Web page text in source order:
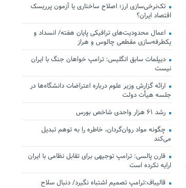
تک‌نرخی‌سازی ارز؛ اصلاح ساختاری یا آزمون پرریسک
اقتصاد ایران؟
اعمال محدودیت‌های ترافیکی پایان هفته/ انسداد و
یکطرفه‌سازی مقطعی چالوس و هراز
دیپلمات سابق انگلیس:‌ ترامپ خواهان جنگ با ایران
نیست
ارائه گزارش وزیر علوم درباره اعتراضات دانشگاه‌ها در
جلسه هیأت دولت
رشد ۶۱ هزار واحدی شاخص بورس
چگونه مواد روان‌گردان، خاطره را به توهم تبدیل
می‌کند
فارن پالسی: ترامپ توجیهی برای تقابل نظامی با ایران
ارایه نکرده است
قالیباف:ترامپ تصمیم اشتباه نگیرد/ دنبال سلاح